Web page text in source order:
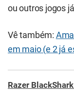
ou outros jogos
Vê também:
em maio (e 2 já
Razer